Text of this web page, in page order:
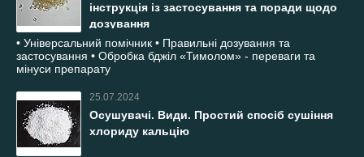
інструкція із застосування та поради щодо
дозування
• Універсальний помічник • Правильні дозування та
застосування • Обробка бджіл «Тимолом» - переваги та
мінуси препарату
25.07.2024
Осушувачі. Види. Простий спосіб сушіння
хлориду кальцію